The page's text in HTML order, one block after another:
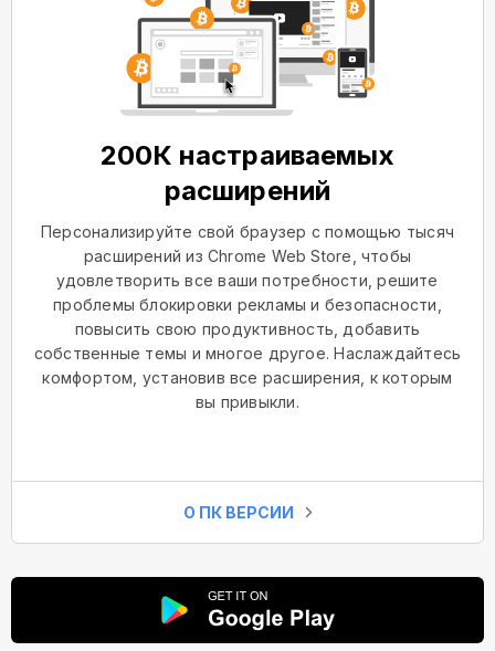
200К настраиваемых
расширений
Персонализируйте свой браузер с помощью тысяч
расширений из Chrome Web Store, чтобы
удовлетворить все ваши потребности, решите
проблемы блокировки рекламы и безопасности,
повысить свою продуктивность, добавить
собственные темы и многое другое. Наслаждайтесь
комфортом, установив все расширения, к которым
вы привыкли.
О ПК ВЕРСИИ